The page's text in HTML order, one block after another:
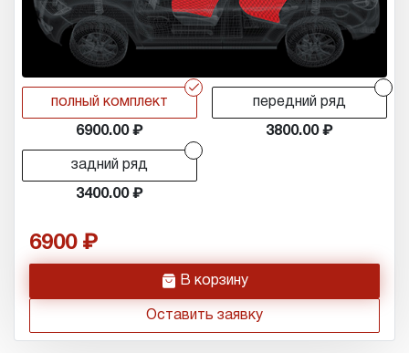
r
полный комплект
6900.00
передний ряд
3800.00
задний ряд
3400.00
6900
h В корзину
Оставить заявку